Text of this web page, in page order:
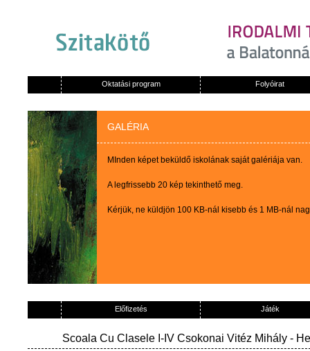
Oktatási program Folyóirat
GALÉRIA
MInden képet beküldő iskolának saját galériája van.
A legfrissebb 20 kép tekinthető meg.
Kérjük, ne küldjön 100 KB-nál kisebb és 1 MB-nál
Előfizetés Játék
Scoala Cu Clasele I-IV Csokonai Vitéz Mihály -